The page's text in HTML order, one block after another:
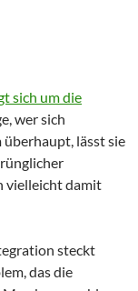
sich um die
wer sich
lässt sie
vielleicht damit
steckt
das die